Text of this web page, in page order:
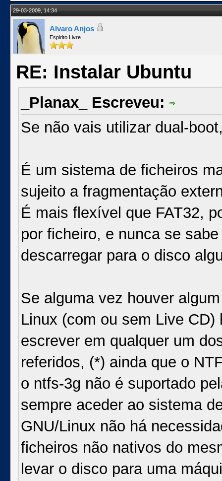
29-03-2009, 14:34
Alvaro Anjos
Espirito Livre
RE: Instalar Ubuntu
_Planax_ Escreveu:
Se não vais utilizar dual-
É um sistema de ficheiros
sujeito a fragmentação
É mais flexível que FAT32,
por ficheiro, e nunca se
descarregar para o disco
Se alguma vez houver
Linux (com ou sem Live
escrever em qualquer um
referidos, (*) ainda que o
o ntfs-3g não é suportado
sempre aceder ao sistema
GNU/Linux não há
ficheiros não nativos do
levar o disco para uma